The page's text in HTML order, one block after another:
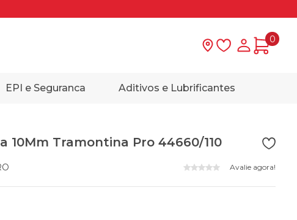
Lista deMinha
0
EPI e Seguranca Aditivos e Lubrificantes
10Mm Tramontina Pro 44660/110
Avalie agora!